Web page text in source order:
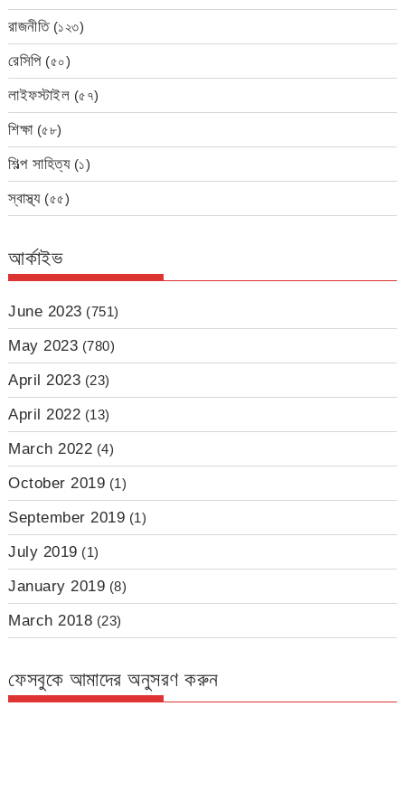
রাজনীতি(১২৩)
রেসিপি(৫০)
লাইফস্টাইল (৫৭)
শিক্ষা(৫৮)
শিল্প সাহিত্য(১)
স্বাস্থ্য(৫৫)
আর্কাইভ
June 2023 (751)
May 2023 (780)
April 2023 (23)
April 2022 (13)
March 2022 (4)
October 2019 (1)
September 2019 (1)
July 2019 (1)
January 2019 (8)
March 2018 (23)
ফেসবুকে আমাদের অনুসরণ করুন